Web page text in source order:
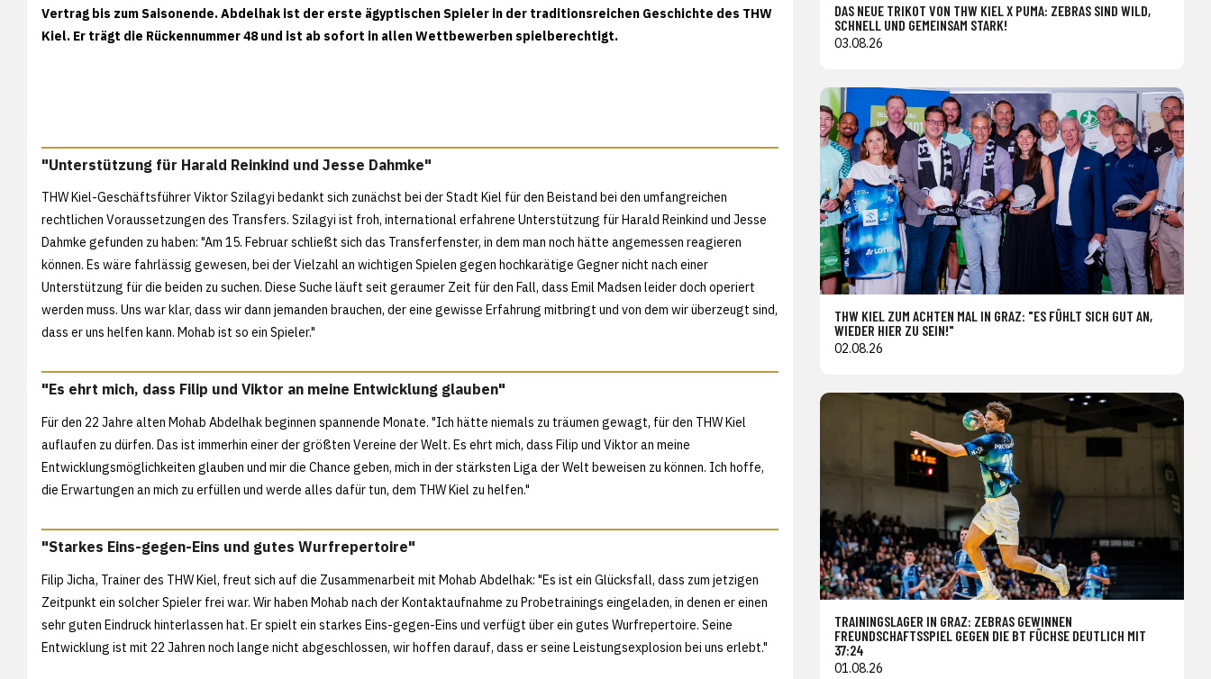
Vertrag bis zum Saisonende. Abdelhak ist der erste ägyptischen Spieler in der traditionsreichen Geschichte des THW
Kiel. Er trägt die Rückennummer 48 und ist ab sofort in allen Wettbewerben spielberechtigt.
"Unterstützung für Harald Reinkind und Jesse Dahmke"
THW Kiel-Geschäftsführer Viktor Szilagyi bedankt sich zunächst bei der Stadt Kiel für den Beistand bei den umfangreichen
rechtlichen Voraussetzungen des Transfers. Szilagyi ist froh, international erfahrene Unterstützung für Harald Reinkind und Jesse
Dahmke gefunden zu haben: "Am 15. Februar schließt sich das Transferfenster, in dem man noch hätte angemessen reagieren
können. Es wäre fahrlässig gewesen, bei der Vielzahl an wichtigen Spielen gegen hochkarätige Gegner nicht nach einer
Unterstützung für die beiden zu suchen. Diese Suche läuft seit geraumer Zeit für den Fall, dass Emil Madsen leider doch operiert
werden muss. Uns war klar, dass wir dann jemanden brauchen, der eine gewisse Erfahrung mitbringt und von dem wir überzeugt sind,
dass er uns helfen kann. Mohab ist so ein Spieler."
"Es ehrt mich, dass Filip und Viktor an meine Entwicklung glauben"
Für den 22 Jahre alten Mohab Abdelhak beginnen spannende Monate. "Ich hätte niemals zu träumen gewagt, für den THW Kiel
auflaufen zu dürfen. Das ist immerhin einer der größten Vereine der Welt. Es ehrt mich, dass Filip und Viktor an meine
Entwicklungsmöglichkeiten glauben und mir die Chance geben, mich in der stärksten Liga der Welt beweisen zu können. Ich hoffe,
die Erwartungen an mich zu erfüllen und werde alles dafür tun, dem THW Kiel zu helfen."
"Starkes Eins-gegen-Eins und gutes Wurfrepertoire"
Filip Jicha, Trainer des THW Kiel, freut sich auf die Zusammenarbeit mit Mohab Abdelhak: "Es ist ein Glücksfall, dass zum jetzigen
Zeitpunkt ein solcher Spieler frei war. Wir haben Mohab nach der Kontaktaufnahme zu Probetrainings eingeladen, in denen er einen
sehr guten Eindruck hinterlassen hat. Er spielt ein starkes Eins-gegen-Eins und verfügt über ein gutes Wurfrepertoire. Seine
Entwicklung ist mit 22 Jahren noch lange nicht abgeschlossen, wir hoffen darauf, dass er seine Leistungsexplosion bei uns erlebt."
DAS NEUE TRIKOT VON THW KIEL X PUMA: ZEBRAS SIND WILD,
SCHNELL UND GEMEINSAM STARK!
03.08.26
THW KIEL ZUM ACHTEN MAL IN GRAZ: "ES FÜHLT SICH GUT AN,
WIEDER HIER ZU SEIN!"
02.08.26
TRAININGSLAGER IN GRAZ: ZEBRAS GEWINNEN
FREUNDSCHAFTSSPIEL GEGEN DIE BT FÜCHSE DEUTLICH MIT
37:24
01.08.26